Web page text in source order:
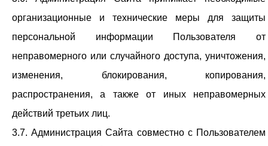
организационные и технические меры для защиты
персональной информации Пользователя от
неправомерного или случайного доступа, уничтожения,
изменения, блокирования, копирования,
распространения, а также от иных неправомерных
действий третьих лиц.
3.7. Администрация Сайта совместно с Пользователем